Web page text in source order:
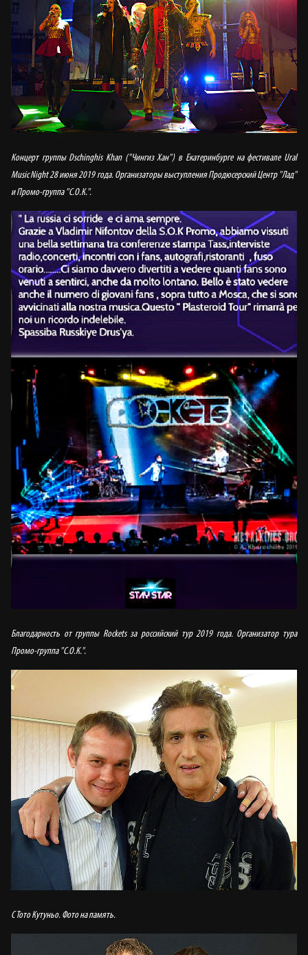
Концерт группы Dschinghis Khan ("Чингиз Хан") в Екатеринбурге на фестивале Ural
Music Night 28 июня 2019 года. Организаторы выступления Продюсерский Центр "Лад"
и Промо-группа "С.О.К.".
Благодарность от группы Rockets за российский тур 2019 года. Организатор тура
Промо-группа "С.О.К.".
С Тото Кутуньо. Фото на память.